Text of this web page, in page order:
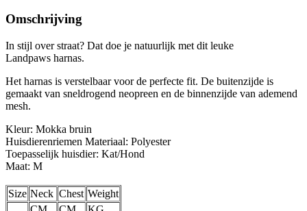
Omschrijving
In stijl over straat? Dat doe je natuurlijk met dit leuke
Landpaws harnas.
Het harnas is verstelbaar voor de perfecte fit. De buitenzijde is
gemaakt van sneldrogend neopreen en de binnenzijde van ademend
mesh.
Kleur: Mokka bruin
Huisdierenriemen Materiaal: Polyester
Toepasselijk huisdier: Kat/Hond
Maat: M
Size Neck Chest Weight